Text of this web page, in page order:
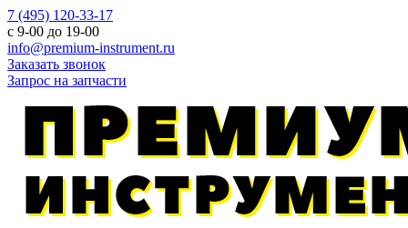
7 (495) 120-33-17
с 9-00 до 19-00
info@premium-instrument.ru
Заказать звонок
Запрос на запчасти